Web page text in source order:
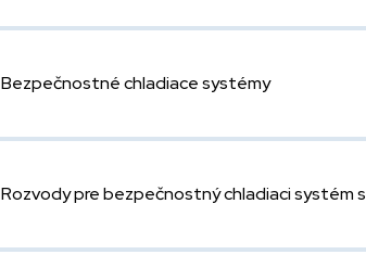
Bezpečnostné chladiace systémy
Rozvody pre bezpečnostný chladiaci systém s